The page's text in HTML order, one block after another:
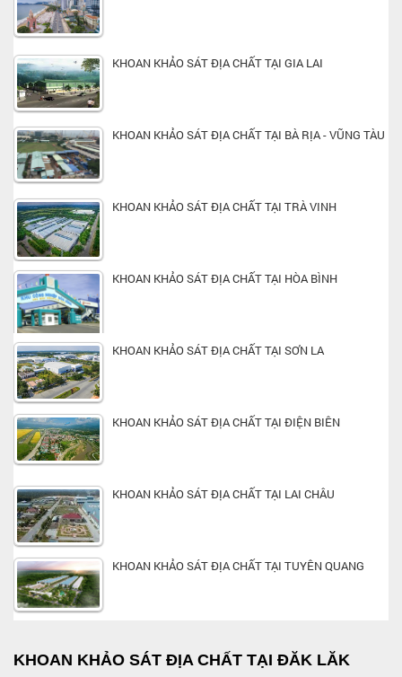
KHOAN KHẢO SÁT ĐỊA CHẤT TẠI GIA LAI
KHOAN KHẢO SÁT ĐỊA CHẤT TẠI BÀ RỊA - VŨNG TÀU
KHOAN KHẢO SÁT ĐỊA CHẤT TẠI TRÀ VINH
KHOAN KHẢO SÁT ĐỊA CHẤT TẠI HÒA BÌNH
KHOAN KHẢO SÁT ĐỊA CHẤT TẠI SƠN LA
KHOAN KHẢO SÁT ĐỊA CHẤT TẠI ĐIỆN BIÊN
KHOAN KHẢO SÁT ĐỊA CHẤT TẠI LAI CHÂU
KHOAN KHẢO SÁT ĐỊA CHẤT TẠI TUYÊN QUANG
KHOAN KHẢO SÁT ĐỊA CHẤT TẠI ĐĂK LĂK